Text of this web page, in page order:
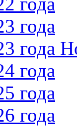
года
года
года
года
года